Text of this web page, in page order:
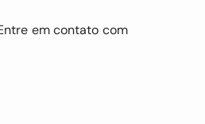
em contato com